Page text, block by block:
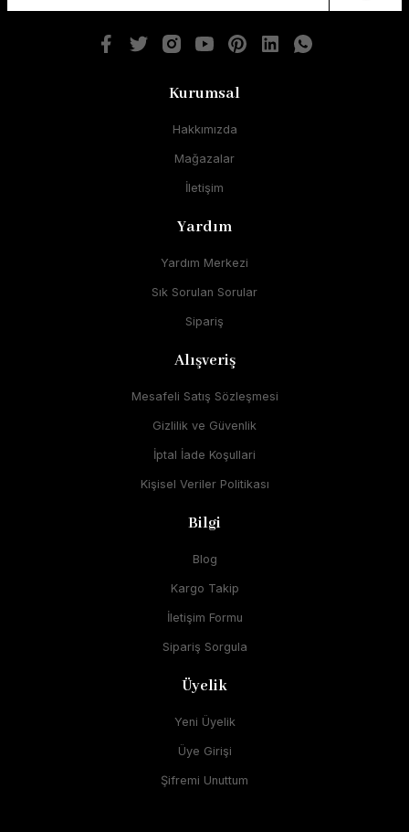
Kurumsal
Hakkımızda
Mağazalar
İletişim
Yardım
Yardım Merkezi
Sık Sorulan Sorular
Sipariş
Alışveriş
Mesafeli Satış Sözleşmesi
Gizlilik ve Güvenlik
İptal İade Koşullari
Kişisel Veriler Politikası
Bilgi
Blog
Kargo Takip
İletişim Formu
Sipariş Sorgula
Üyelik
Yeni Üyelik
Üye Girişi
Şifremi Unuttum